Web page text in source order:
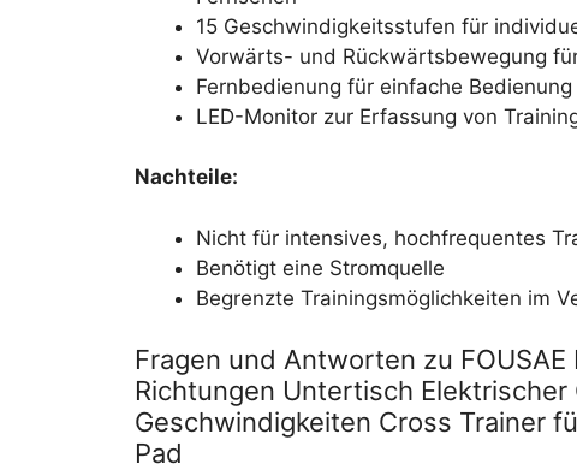
15 Geschwindigkeitsstufen für
Vorwärts- und Rückwärtsbewegung
Fernbedienung für einfache Bedienung
LED-Monitor zur Erfassung von
Nachteile:
Nicht für intensives, hochfrequentes
Benötigt eine Stromquelle
Begrenzte Trainingsmöglichkeiten im
Fragen und Antworten zu
Richtungen Untertisch
Geschwindigkeiten Cross Trainer
Pad